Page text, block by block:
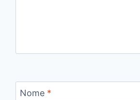
Nome *